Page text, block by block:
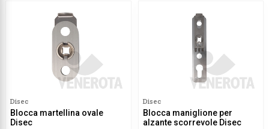
Disec
Blocca martellina ovale
Disec
Disec
Blocca maniglione per
alzante scorrevole Disec